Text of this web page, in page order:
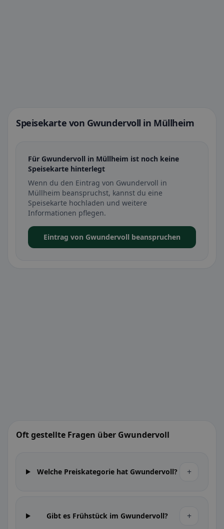
Speisekarte von Gwundervoll in Müllheim
Für Gwundervoll in Müllheim ist noch keine
Speisekarte hinterlegt
Wenn du den Eintrag von Gwundervoll in
Müllheim beanspruchst, kannst du eine
Speisekarte hochladen und weitere
Informationen pflegen.
Eintrag von Gwundervoll beanspruchen
Oft gestellte Fragen über Gwundervoll
Welche Preiskategorie hat Gwundervoll? +
Gibt es Frühstück im Gwundervoll? +